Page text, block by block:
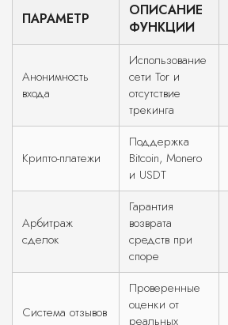
ПАРАМЕТР
ОПИСАНИЕ
ФУНКЦИИ
Анонимность
входа
Использование
сети Tor и
отсутствие
трекинга
Крипто-платежи
Поддержка
Bitcoin, Monero
и USDT
Арбитраж
сделок
Гарантия
возврата
средств при
споре
Система отзывов
Проверенные
оценки от
реальных